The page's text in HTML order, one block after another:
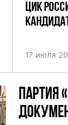
ЦИК
17 июля
ПАРТИЯ